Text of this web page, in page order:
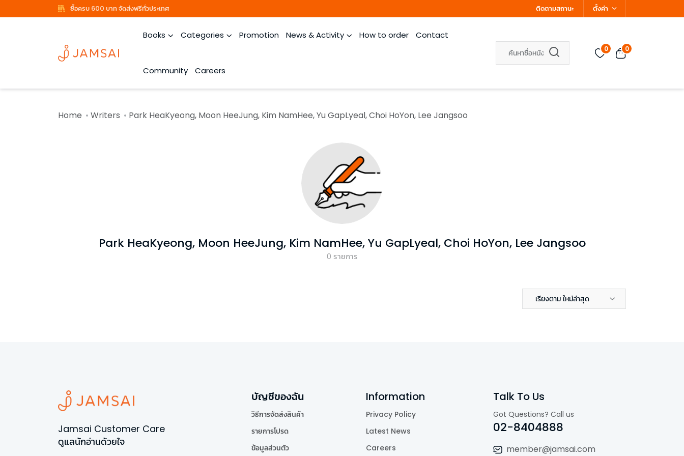
ซื้อครบ 600 บาท จัดส่งฟรีทั่วประเทศ ติดตามสถานะ ตั้งค่า
Books Categories Promotion News & Activity How to order Contact
Community Careers
0 0
Home Writers Park HeaKyeong, Moon HeeJung, Kim NamHee, Yu GapLyeal, Choi HoYon, Lee Jangsoo
Park HeaKyeong, Moon HeeJung, Kim NamHee, Yu GapLyeal, Choi HoYon, Lee Jangsoo
0 รายการ
เรียงตาม ใหม่ล่าสุด
Jamsai Customer Care
ดูแลนักอ่านด้วยใจ
บัญชีของฉัน
วิธีการจัดส่งสินค้า
รายการโปรด
ข้อมูลส่วนตัว
Information
Privacy Policy
Latest News
Careers
Talk To Us
Got Questions? Call us
02-8404888
member@jamsai.com